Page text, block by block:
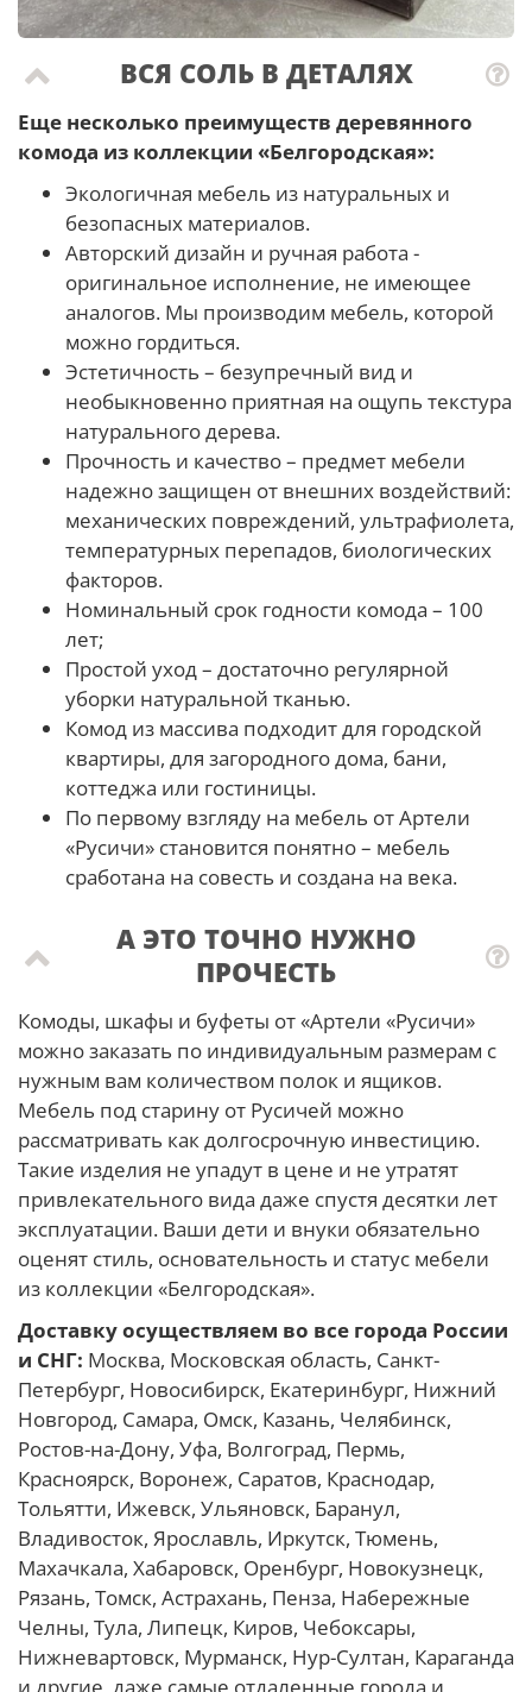
ВСЯ СОЛЬ В ДЕТАЛЯХ
Еще несколько преимуществ деревянного
комода из коллекции «Белгородская»:
Экологичная мебель из натуральных и
безопасных материалов.
Авторский дизайн и ручная работа -
оригинальное исполнение, не имеющее
аналогов. Мы производим мебель, которой
можно гордиться.
Эстетичность – безупречный вид и
необыкновенно приятная на ощупь текстура
натурального дерева.
Прочность и качество – предмет мебели
надежно защищен от внешних воздействий:
механических повреждений, ультрафиолета,
температурных перепадов, биологических
факторов.
Номинальный срок годности комода – 100
лет;
Простой уход – достаточно регулярной
уборки натуральной тканью.
Комод из массива подходит для городской
квартиры, для загородного дома, бани,
коттеджа или гостиницы.
По первому взгляду на мебель от Артели
«Русичи» становится понятно – мебель
сработана на совесть и создана на века.
А ЭТО ТОЧНО НУЖНО
ПРОЧЕСТЬ
Комоды, шкафы и буфеты от «Артели «Русичи»
можно заказать по индивидуальным размерам с
нужным вам количеством полок и ящиков.
Мебель под старину от Русичей можно
рассматривать как долгосрочную инвестицию.
Такие изделия не упадут в цене и не утратят
привлекательного вида даже спустя десятки лет
эксплуатации. Ваши дети и внуки обязательно
оценят стиль, основательность и статус мебели
из коллекции «Белгородская».
Доставку осуществляем во все города России
и СНГ: Москва, Московская область, Санкт-
Петербург, Новосибирск, Екатеринбург, Нижний
Новгород, Самара, Омск, Казань, Челябинск,
Ростов-на-Дону, Уфа, Волгоград, Пермь,
Красноярск, Воронеж, Саратов, Краснодар,
Тольятти, Ижевск, Ульяновск, Баранул,
Владивосток, Ярославль, Иркутск, Тюмень,
Махачкала, Хабаровск, Оренбург, Новокузнецк,
Рязань, Томск, Астрахань, Пенза, Набережные
Челны, Тула, Липецк, Киров, Чебоксары,
Нижневартовск, Мурманск, Нур-Султан, Караганда
и другие, даже самые отдаленные города и